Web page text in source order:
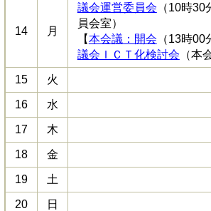
14 月
議会運営委員会 （10時
員会室）
【本会議：開会 （13時00
議会ＩＣＴ化検討会 （本
15 火
16 水
17 木
18 金
19 土
20 日